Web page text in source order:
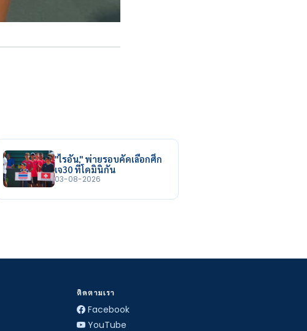
"ไรอัน" พ่ายรอบคัดเลือกศึก
เจ30 ที่โดมินิกัน
03-08-2026
ติดตามเรา
Facebook
YouTube